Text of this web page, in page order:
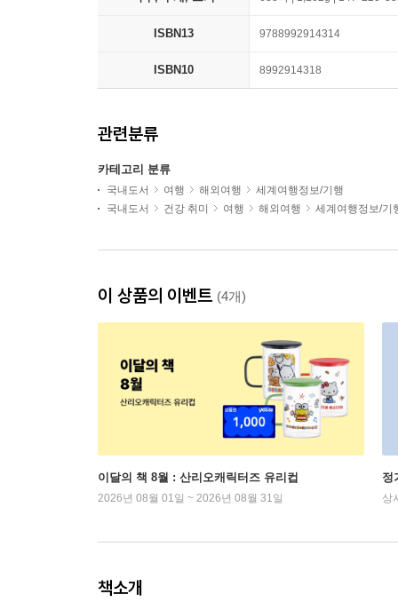
ISBN13 9788992914314
ISBN10 8992914318
관련분류
카테고리 분류
국내도서 여행 해외여행
세계여행정보/기행
국내도서
건강 취미 여행 해외여행 세계여행정보/기
이 상품의 이벤트 (4개)
이달의 책 8월 : 산리오캐릭터즈 유리컵
2026년 08월 01일 ~ 2026년 08월 31일
정
상
책소개